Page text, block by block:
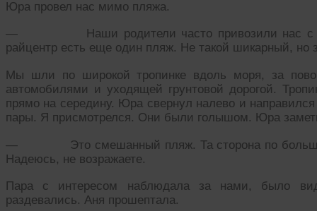
Юра провел нас мимо пляжа.
— Наши родители часто привозили нас с
райцентр есть еще один пляж. Не такой шикарный, но
Мы шли по широкой тропинке вдоль моря, за
автомобилями и уходящей грунтовой дорогой.
прямо на середину. Юра свернул налево и
пары. Я присмотрелся. Они были голышом. Юра
— Это смешанный пляж. Та сторона по большей
Надеюсь, не возражаете.
Пара с интересом наблюдала за нами, было
раздевались. Аня прошептала.